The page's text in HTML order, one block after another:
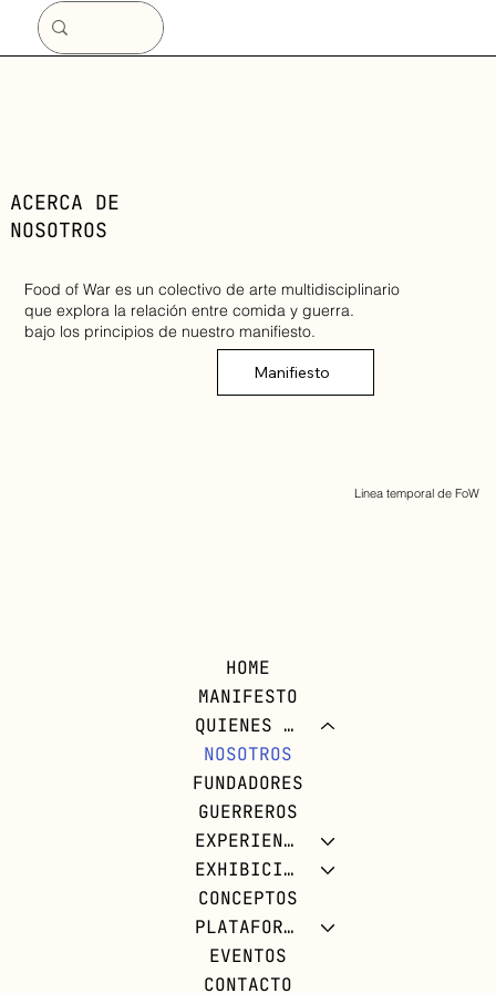
ACERCA DE
NOSOTROS
Food of War es un colectivo de arte multidisciplinario
que explora la relación entre comida y guerra.
bajo los principios de nuestro manifiesto.
Manifiesto
Linea temporal de FoW
HOME
MANIFESTO
QUIENES SOMOS
NOSOTROS
FUNDADORES
GUERREROS
EXPERIENCIAS
EXHIBICIONES
CONCEPTOS
PLATAFORMA FOW
EVENTOS
CONTACTO